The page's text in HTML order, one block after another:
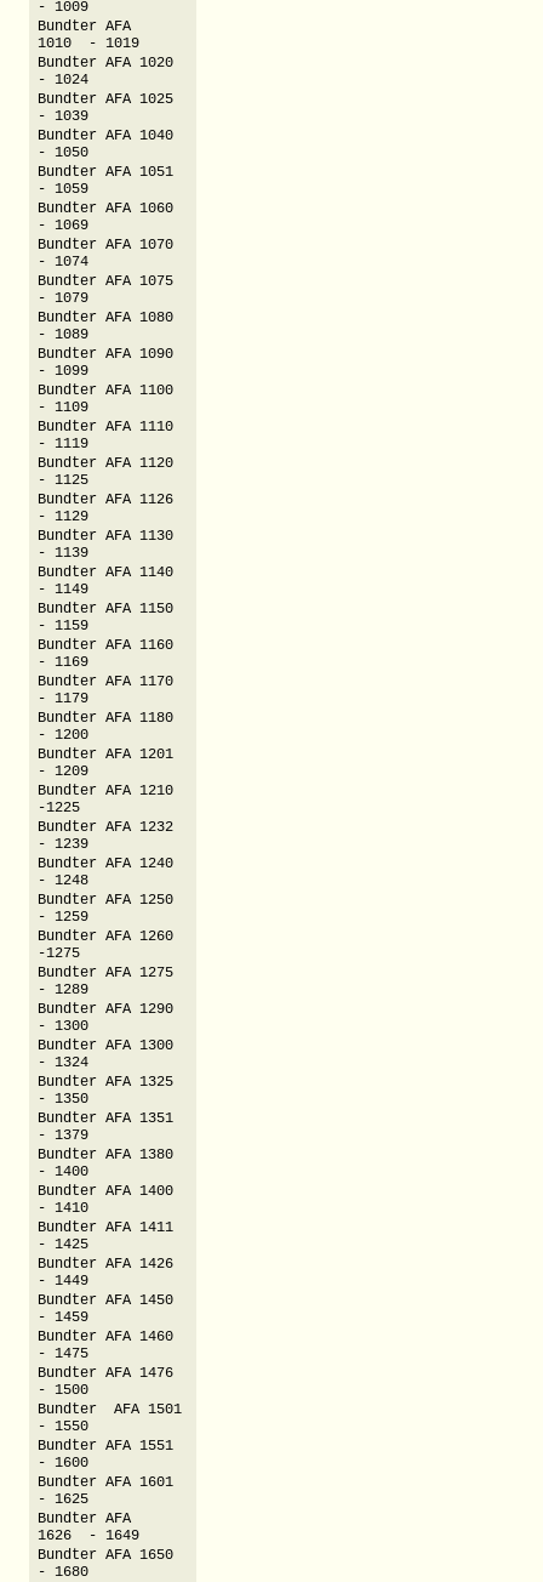
- 1009
Bundter AFA
1010 - 1019
Bundter AFA 1020
- 1024
Bundter AFA 1025
- 1039
Bundter AFA 1040
- 1050
Bundter AFA 1051
- 1059
Bundter AFA 1060
- 1069
Bundter AFA 1070
- 1074
Bundter AFA 1075
- 1079
Bundter AFA 1080
- 1089
Bundter AFA 1090
- 1099
Bundter AFA 1100
- 1109
Bundter AFA 1110
- 1119
Bundter AFA 1120
- 1125
Bundter AFA 1126
- 1129
Bundter AFA 1130
- 1139
Bundter AFA 1140
- 1149
Bundter AFA 1150
- 1159
Bundter AFA 1160
- 1169
Bundter AFA 1170
- 1179
Bundter AFA 1180
- 1200
Bundter AFA 1201
- 1209
Bundter AFA 1210
-1225
Bundter AFA 1232
- 1239
Bundter AFA 1240
- 1248
Bundter AFA 1250
- 1259
Bundter AFA 1260
-1275
Bundter AFA 1275
- 1289
Bundter AFA 1290
- 1300
Bundter AFA 1300
- 1324
Bundter AFA 1325
- 1350
Bundter AFA 1351
- 1379
Bundter AFA 1380
- 1400
Bundter AFA 1400
- 1410
Bundter AFA 1411
- 1425
Bundter AFA 1426
- 1449
Bundter AFA 1450
- 1459
Bundter AFA 1460
- 1475
Bundter AFA 1476
- 1500
Bundter AFA 1501
- 1550
Bundter AFA 1551
- 1600
Bundter AFA 1601
- 1625
Bundter AFA
1626 - 1649
Bundter AFA 1650
- 1680